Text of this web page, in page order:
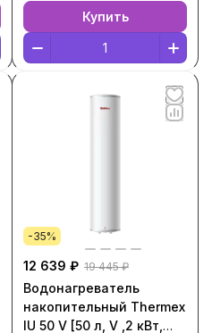
Купить
-35%
12 639 ₽ 19 445 ₽
Водонагреватель
накопительный Thermex
IU 50 V [50 л, V ,2 кВт,